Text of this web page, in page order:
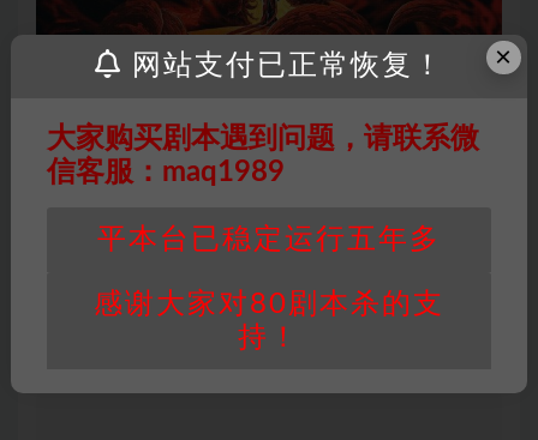
×
网站支付已正常恢复！
大家购买剧本遇到问题，请联系微
信客服：maq1989
平本台已稳定运行五年多
感谢大家对80剧本杀的支
持！